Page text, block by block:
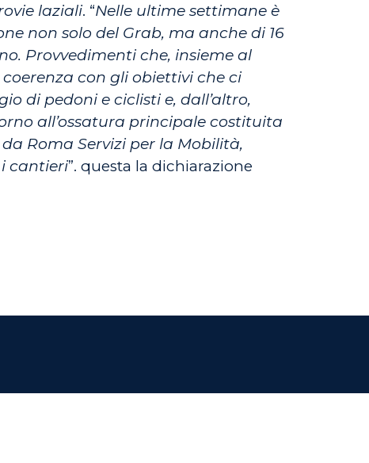
laziali. “Nelle ultime settimane è
non solo del Grab, ma anche di 16
Provvedimenti che, insieme al
con gli obiettivi che ci
di pedoni e ciclisti e, dall’altro,
all’ossatura principale costituita
Roma Servizi per la Mobilità,
cantieri”. questa la dichiarazione